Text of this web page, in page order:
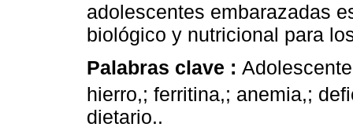
adolescentes embarazadas
biológico y nutricional para
Palabras clave :
hierro,; ferritina,; anemia,;
dietario..